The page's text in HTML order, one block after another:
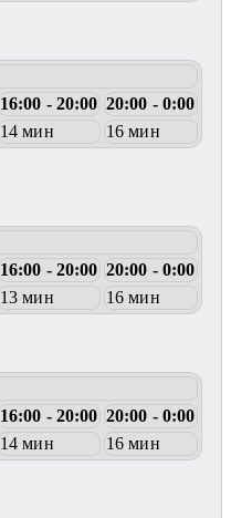
16:00 - 20:00 20:00 - 0:00
14 мин
16 мин
16:00 - 20:00 20:00 - 0:00
13 мин 16 мин
16:00 - 20:00 20:00 - 0:00
14 мин
16 мин